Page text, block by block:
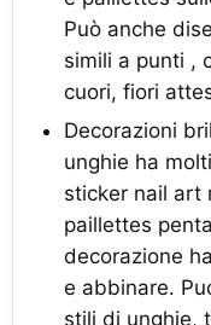
Può anche
simili a punti ,
cuori, fiori
Decorazioni
unghie ha
sticker nail art
paillettes
decorazione
e abbinare.
stili di unghie,